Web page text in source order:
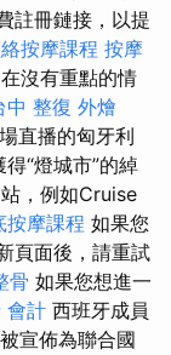
註冊鏈接，以提
按摩課程 按摩
沒有重點的情
中 整復 外燴
直播的匈牙利
“燈城市”的綽
，例如Cruise
按摩課程 如果您
頁面後，請重試
骨 如果您想進一
會計 西班牙成員
宣佈為聯合國